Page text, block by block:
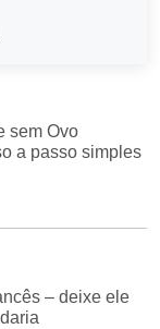
sem Ovo
a passo simples
– deixe ele